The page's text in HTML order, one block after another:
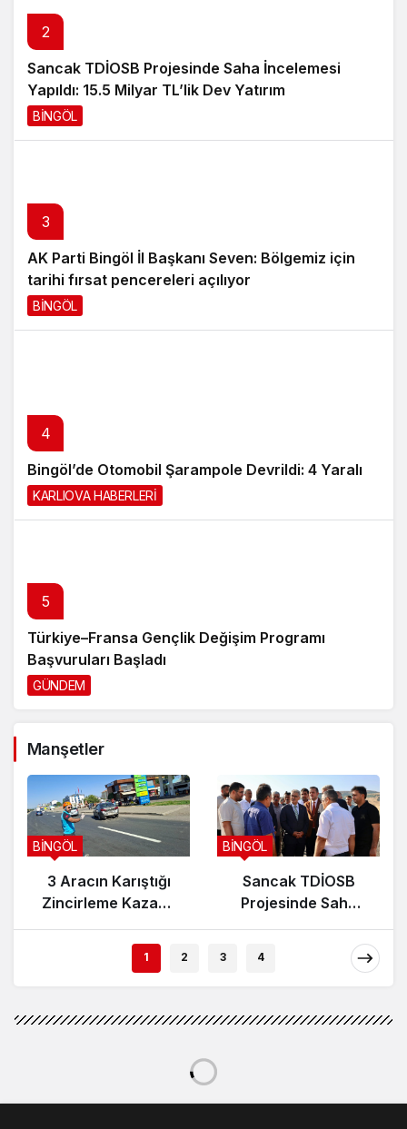
2
Sancak TDİOSB Projesinde Saha İncelemesi
Yapıldı: 15.5 Milyar TL’lik Dev Yatırım
BİNGÖL
3
AK Parti Bingöl İl Başkanı Seven: Bölgemiz için
tarihi fırsat pencereleri açılıyor
BİNGÖL
4
Bingöl’de Otomobil Şarampole Devrildi: 4 Yaralı
KARLIOVA HABERLERİ
5
Türkiye–Fransa Gençlik Değişim Programı
Başvuruları Başladı
GÜNDEM
Manşetler
BİNGÖL
3 Aracın Karıştığı
Zincirleme Kazada
BİNGÖL
Sancak TDİOSB
Projesinde Saha
15.5 Milyar TL’lik
1 2 3 4